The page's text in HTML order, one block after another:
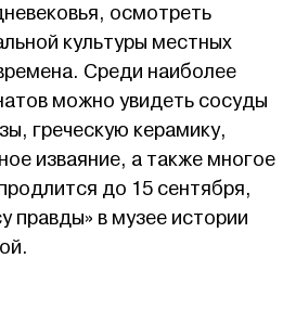
осмотреть
культуры местных
Среди наиболее
можно увидеть сосуды
греческую керамику,
изваяние, а также многое
до 15 сентября,
правды» в музее истории